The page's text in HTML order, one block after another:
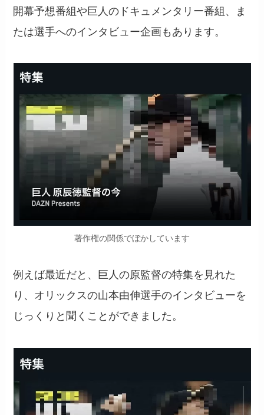
開幕予想番組や巨人のドキュメンタリー番組、ま
たは選手へのインタビュー企画もあります。
著作権の関係でぼかしています
例えば最近だと、巨人の原監督の特集を見れた
り、オリックスの山本由伸選手のインタビューを
じっくりと聞くことができました。